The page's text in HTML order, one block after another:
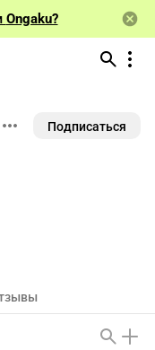
Ongaku?
Подписаться